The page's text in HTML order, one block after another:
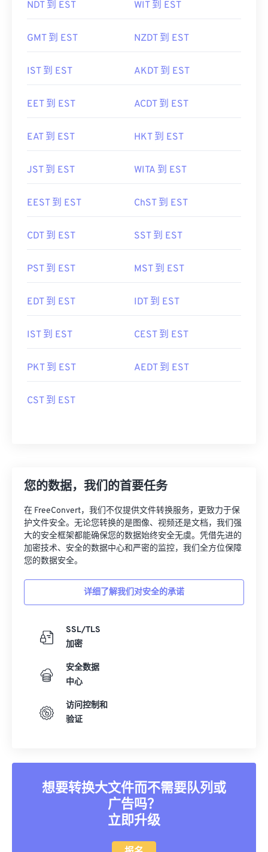
NDT 到 EST WIT 到 EST
GMT 到 EST NZDT 到 EST
IST 到 EST AKDT 到 EST
EET 到 EST ACDT 到 EST
EAT 到 EST HKT 到 EST
JST 到 EST WITA 到 EST
EEST 到 EST ChST 到 EST
CDT 到 EST SST 到 EST
PST 到 EST MST 到 EST
EDT 到 EST IDT 到 EST
IST 到 EST CEST 到 EST
PKT 到 EST AEDT 到 EST
CST 到 EST
您的数据，我们的首要任务
在 FreeConvert，我们不仅提供文件转换服务，更致力于保
护文件安全。无论您转换的是图像、视频还是文档，我们强
大的安全框架都能确保您的数据始终安全无虞。凭借先进的
加密技术、安全的数据中心和严密的监控，我们全方位保障
您的数据安全。
详细了解我们对安全的承诺
SSL/TLS
加密
安全数据
中心
访问控制和
验证
想要转换大文件而不需要队列或
广告吗？
立即升级